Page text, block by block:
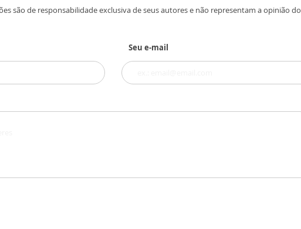
são de responsabilidade exclusiva de seus autores e não representam a opinião do
Seu e-mail